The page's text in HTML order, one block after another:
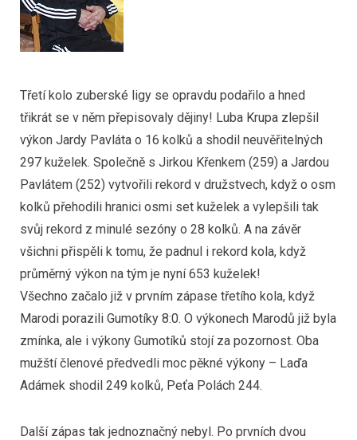
Třetí kolo zuberské ligy se opravdu podařilo a hned
třikrát se v něm přepisovaly dějiny! Luba Krupa zlepšil
výkon Jardy Pavláta o 16 kolků a shodil neuvěřitelných
297 kuželek. Společně s Jirkou Křenkem (259) a Jardou
Pavlátem (252) vytvořili rekord v družstvech, když o osm
kolků přehodili hranici osmi set kuželek a vylepšili tak
svůj rekord z minulé sezóny o 28 kolků. A na závěr
všichni přispěli k tomu, že padnul i rekord kola, když
průměrný výkon na tým je nyní 653 kuželek!
Všechno začalo již v prvním zápase třetího kola, když
Marodi porazili Gumotíky 8:0. O výkonech Marodů již byla
zmínka, ale i výkony Gumotíků stojí za pozornost. Oba
mužští členové předvedli moc pěkné výkony – Laďa
Adámek shodil 249 kolků, Peťa Polách 244.
Další zápas tak jednoznačný nebyl. Po prvních dvou